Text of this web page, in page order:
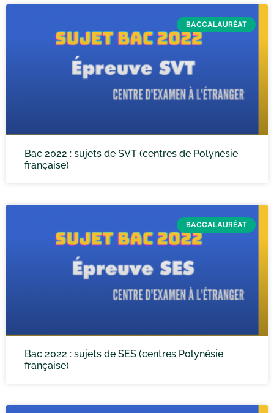
BACCALAURÉAT
Bac 2022 : sujets de SVT (centres de Polynésie
française)
BACCALAURÉAT
Bac 2022 : sujets de SES (centres Polynésie
française)